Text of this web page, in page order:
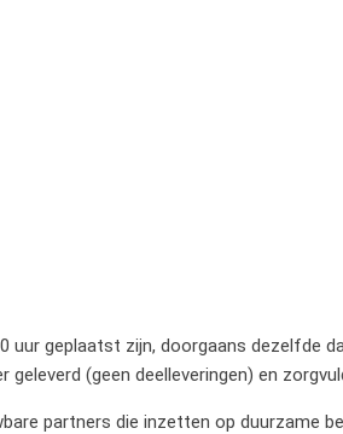
uur geplaatst zijn, doorgaans dezelfde
(geen deelleveringen) en
partners die inzetten op